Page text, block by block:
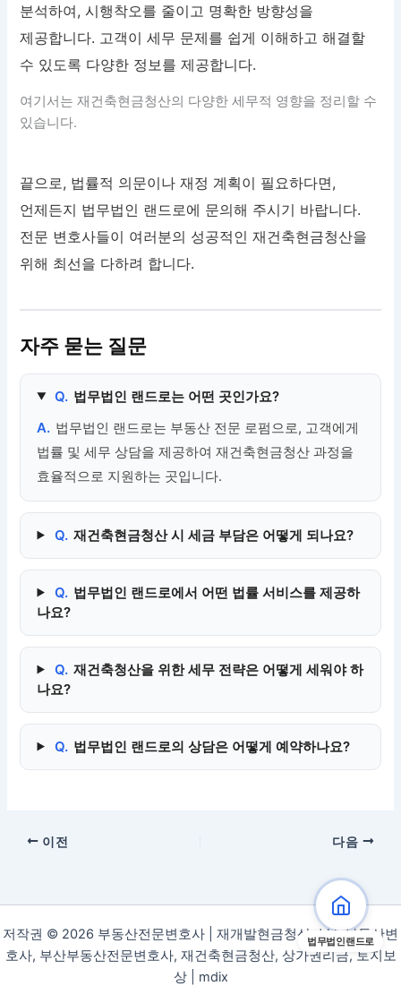
분석하여, 시행착오를 줄이고 명확한 방향성을
제공합니다. 고객이 세무 문제를 쉽게 이해하고 해결할
수 있도록 다양한 정보를 제공합니다.
여기서는 재건축현금청산의 다양한 세무적 영향을 정리할 수
있습니다.
끝으로, 법률적 의문이나 재정 계획이 필요하다면,
언제든지 법무법인 랜드로에 문의해 주시기 바랍니다.
전문 변호사들이 여러분의 성공적인 재건축현금청산을
위해 최선을 다하려 합니다.
자주 묻는 질문
Q. 법무법인 랜드로는 어떤 곳인가요?
A. 법무법인 랜드로는 부동산 전문 로펌으로, 고객에게
법률 및 세무 상담을 제공하여 재건축현금청산 과정을
효율적으로 지원하는 곳입니다.
Q. 재건축현금청산 시 세금 부담은 어떻게 되나요?
Q. 법무법인 랜드로에서 어떤 법률 서비스를 제공하
나요?
Q. 재건축청산을 위한 세무 전략은 어떻게 세워야 하
나요?
Q. 법무법인 랜드로의 상담은 어떻게 예약하나요?
법무법인랜드로
이전 다음
저작권 © 2026 부동산전문변호사 | 재개발현금청산, 부산부동산변
호사, 부산부동산전문변호사, 재건축현금청산, 상가권리금, 토지보
상 | mdix